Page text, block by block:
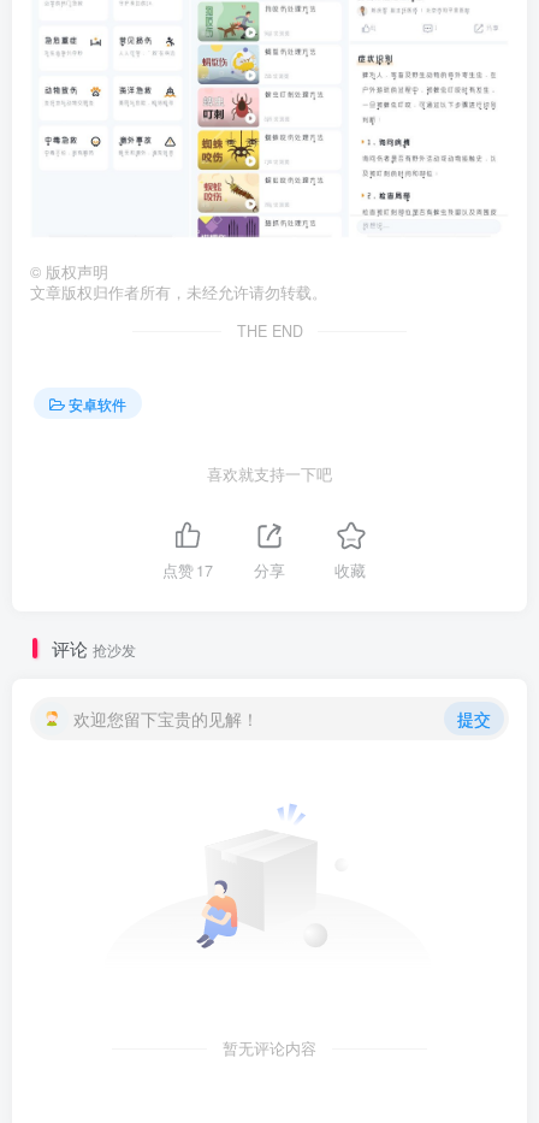
© 版权声明
文章版权归作者所有，未经允许请勿转载。
THE END
安卓软件
喜欢就支持一下吧
点赞17 分享 收藏
评论 抢沙发
欢迎您留下宝贵的见解！ 提交
暂无评论内容